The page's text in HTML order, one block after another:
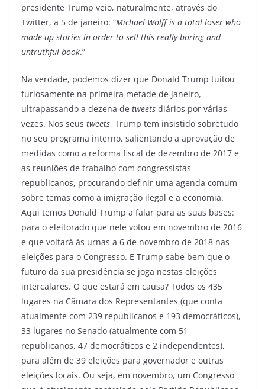
presidente Trump veio, naturalmente, através do
Twitter, a 5 de janeiro: “Michael Wolff is a total loser who
made up stories in order to sell this really boring and
untruthful book.”
Na verdade, podemos dizer que Donald Trump tuitou
furiosamente na primeira metade de janeiro,
ultrapassando a dezena de tweets diários por várias
vezes. Nos seus tweets, Trump tem insistido sobretudo
no seu programa interno, salientando a aprovação de
medidas como a reforma fiscal de dezembro de 2017 e
as reuniões de trabalho com congressistas
republicanos, procurando definir uma agenda comum
sobre temas como a imigração ilegal e a economia.
Aqui temos Donald Trump a falar para as suas bases:
para o eleitorado que nele votou em novembro de 2016
e que voltará às urnas a 6 de novembro de 2018 nas
eleições para o Congresso. E Trump sabe bem que o
futuro da sua presidência se joga nestas eleições
intercalares. O que estará em causa? Todos os 435
lugares na Câmara dos Representantes (que conta
atualmente com 239 republicanos e 193 democráticos),
33 lugares no Senado (atualmente com 51
republicanos, 47 democráticos e 2 independentes),
para além de 39 eleições para governador e outras
eleições locais. Ou seja, em novembro, um Congresso